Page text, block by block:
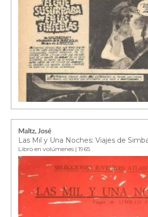
Maltz, José
Las Mil y Una Noches: Viajes de
Libro en volúmenes | 1965